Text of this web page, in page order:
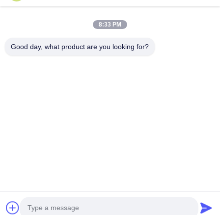
Au Sujet De Nous
Visite D'usine
Contrôle De Qualité
8:33 PM
Good day, what product are you looking for?